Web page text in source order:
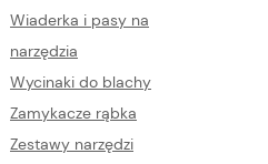
Wiaderka i pasy na
narzędzia
Wycinaki do blachy
Zamykacze rąbka
Zestawy narzędzi